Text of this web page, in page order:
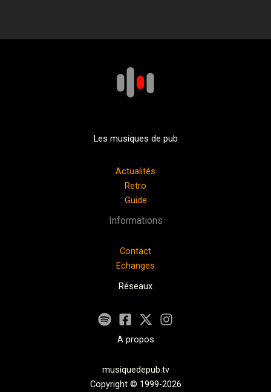
Les musiques de pub
Actualités
Retro
Guide
Informations
Contact
Echanges
Réseaux
A propos
musiquedepub.tv
Copyright © 1999-2026